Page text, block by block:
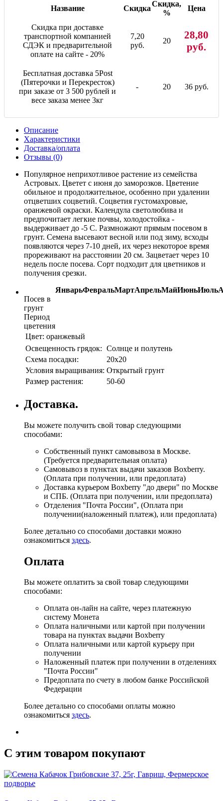
Название Скидка
Скидка,
%
Цена
Скидка при доставке
транспортной компанией
СДЭК и предварительной
оплате на сайте - 20%
7,20
руб.
20
28,80
руб.
Бесплатная доставка 5Post
(Пятерочки и Перекресток)
при заказе от 3 500 рублей и
весе заказа менее 3кг
- 20 36 руб.
Описание
Характеристики
Доставка/оплата
Отзывы (0)
Популярное неприхотливое растение из семейства
Астровых. Цветет с июня до заморозков. Цветение
обильное и продолжительное, особенно при удалении
отцветших соцветий. Соцветия густомахровые,
оранжевой окраски. Календула светолюбива и
предпочитает легкие почвы, холодостойка -
выдерживает до -5 C. Размножают прямым посевом в
грунт. Семена высевают весной или под зиму, всходы
появляются через 7-10 дней, их через некоторое время
прореживают на расстоянии 20 см. Зацветает через 10
недель после посева. Сорт подходит для цветников и
получения срезки.
ЯнварьФевральМартАпрельМайИюньИюль
Посев в
грунт
Период
цветения
Цвет: оранжевый
Освещенность грядок: Солнце и полутень
Схема посадки:
20х20
Условия выращивания: Открытый грунт
Размер растения:
50-60
Доставка.
Вы можете получить свой товар следующими
способами:
Собственный пункт самовывоза в Москве.
(Требуется предварительная оплата)
Самовывоз в пунктах выдачи заказов Boxberry.
(Оплата при получении, или предоплата)
Доставка курьером Boxberry "до двери" по Москве
и СПБ. (Оплата при получении, или предоплата)
Отделения "Почта России", (Оплата при
получении(наложенный платеж), или предоплата)
Более детально со способами доставки можно
ознакомиться здесь.
Оплата
Вы можете оплатить за свой товар следующими
способами:
Оплата он-лайн на сайте, через платежную
систему Монета
Оплата наличными или картой при получении
товара на пунктах выдачи Boxberry
Оплата наличными или картой курьеру при
получении
Наложенный платеж при получении в отделениях
"Почта России"
Предоплата по счету в любом банке Российской
Федерации
Более детально со способами оплаты можно
ознакомиться здесь.
C этим товаром покупают